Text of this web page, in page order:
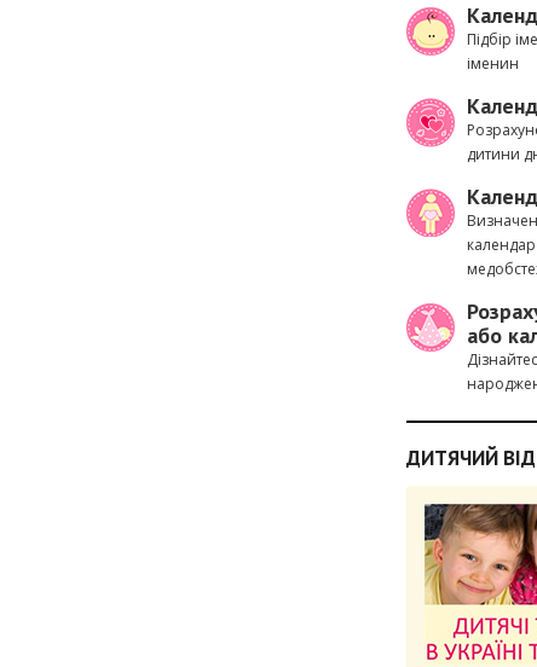
Підбір
іменин
дитини
або
ДИТЯЧИЙ